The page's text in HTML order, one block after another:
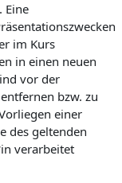
Eine
im Kurs
in einen neuen
vor der
bzw. zu
einer
des geltenden
verarbeitet